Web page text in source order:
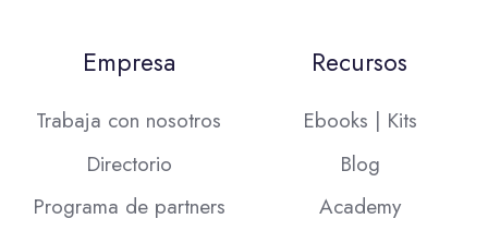
Empresa
Trabaja con nosotros
Directorio
Programa de partners
Recursos
Ebooks | Kits
Blog
Academy